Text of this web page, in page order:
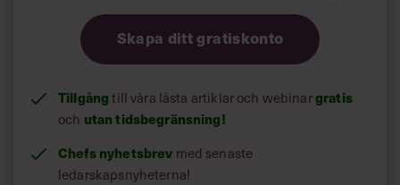
Skapa ditt gratiskonto
Tillgångtill våra låsta artiklar och webinargratis
och utan tidsbegränsning!
Chefs nyhetsbrev med senaste
ledarskapsnyheterna!